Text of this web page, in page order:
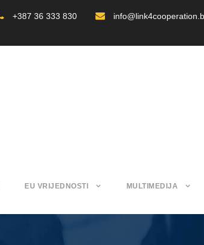
+387 36 333 830
EU VRIJEDNOSTI MULTIMEDIJA